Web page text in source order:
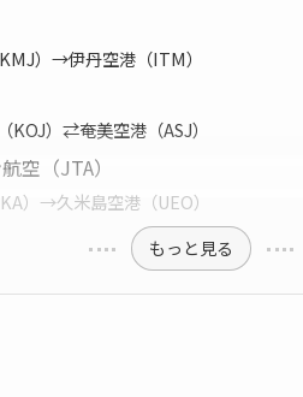
）→伊丹空港（ITM）
KOJ）⇄奄美空港（ASJ）
空（JTA）
）→久米島空港（UEO）
もっと見る